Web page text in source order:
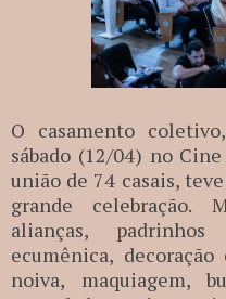
O casamento
sábado (12/04) no
união de 74 casais,
grande celebração.
alianças,
ecumênica,
noiva, maquiagem,